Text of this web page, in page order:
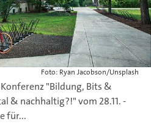
Foto: Ryan Jacobson/Unsplash
"Bildung, Bits &
& nachhaltig?!" vom 28.11. -
für...